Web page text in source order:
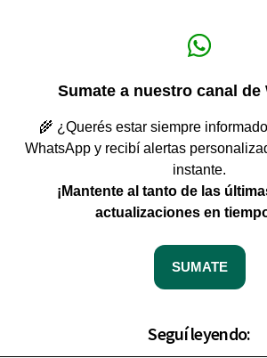
Sumate a nuestro canal de
🌾 ¿Querés estar siempre
WhatsApp y recibí alertas
instante.
¡Mantente al tanto de las
actualizaciones en
SUMATE
Seguí leyendo: